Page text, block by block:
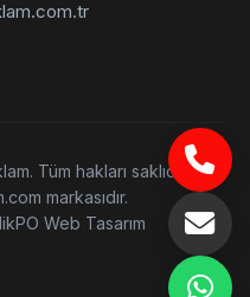
Tüm hakları saklıdır.
markasıdır.
Web Tasarım